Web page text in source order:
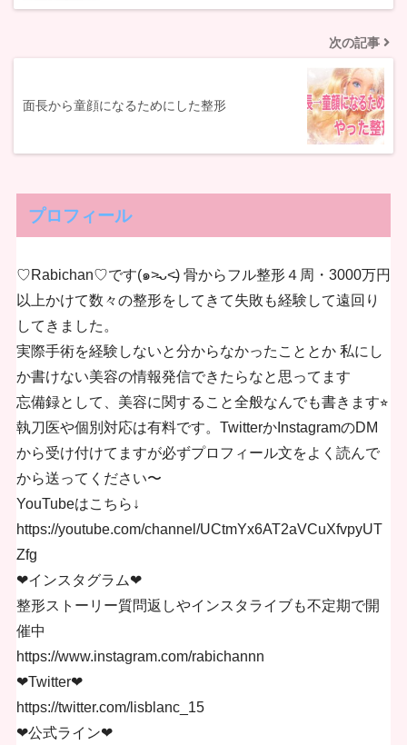
次の記事
面長から童顔になるためにした整形
プロフィール
♡Rabichan♡です(๑˃̵ᴗ˂̵) 骨からフル整形４周・3000万円
以上かけて数々の整形をしてきて失敗も経験して遠回り
してきました。
実際手術を経験しないと分からなかったこととか 私にし
か書けない美容の情報発信できたらなと思ってます
忘備録として、美容に関すること全般なんでも書きます⭐︎
執刀医や個別対応は有料です。TwitterかInstagramのDM
から受け付けてますが必ずプロフィール文をよく読んで
から送ってください〜
YouTubeはこちら↓
https://youtube.com/channel/UCtmYx6AT2aVCuXfvpyUT
Zfg
❤︎インスタグラム❤︎
整形ストーリー質問返しやインスタライブも不定期で開
催中
https://www.instagram.com/rabichannn
❤︎Twitter❤︎
https://twitter.com/lisblanc_15
❤︎公式ライン❤︎